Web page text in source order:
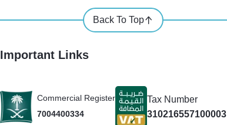
Back To Top
Important Links
Commercial Register
7004400334
Tax Number
310216557100003